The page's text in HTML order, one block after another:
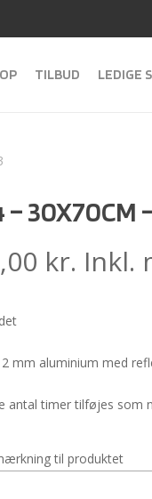
TILBUD LEDIGE
– 30X70CM
kr. Inkl.
mm aluminium med
antal timer tilføjes som
til produktet